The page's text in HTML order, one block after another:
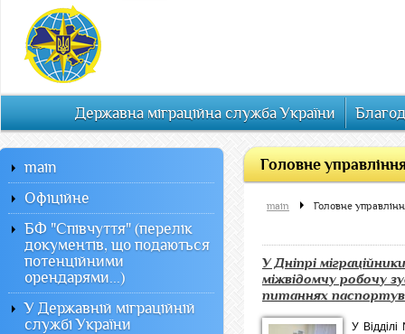
Державна міграційна служба України
Головне
main Головне
У Дніпрі
міжвідомчу робочу
питаннях
У
main
Офiцiйне
БФ "Співчуття" (перелік
документів, що подаються
потенційними
орендарями...)
У Державній міграційній
службі України